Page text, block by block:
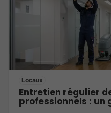
Locaux
Entretien régulier
professionnels : un